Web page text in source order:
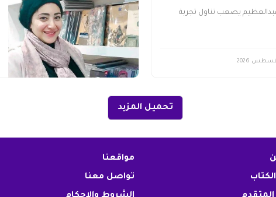
يصعب تناول تجربة
تحميل المزيد
مواقعنا
تواصل معنا